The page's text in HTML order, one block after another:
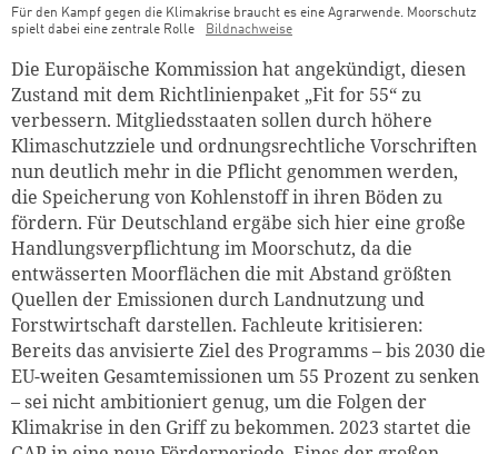
Für den Kampf gegen die Klimakrise braucht es eine Agrarwende. Moorschutz
spielt dabei eine zentrale Rolle
Bildnachweise
Die Europäische Kommission hat angekündigt, diesen
Zustand mit dem Richtlinienpaket „Fit for 55“ zu
verbessern. Mitgliedsstaaten sollen durch höhere
Klimaschutzziele und ordnungsrechtliche Vorschriften
nun deutlich mehr in die Pflicht genommen werden,
die Speicherung von Kohlenstoff in ihren Böden zu
fördern. Für Deutschland ergäbe sich hier eine große
Handlungsverpflichtung im Moorschutz, da die
entwässerten Moorflächen die mit Abstand größten
Quellen der Emissionen durch Landnutzung und
Forstwirtschaft darstellen. Fachleute kritisieren:
Bereits das anvisierte Ziel des Programms – bis 2030 die
EU-weiten Gesamtemissionen um 55 Prozent zu senken
– sei nicht ambitioniert genug, um die Folgen der
Klimakrise in den Griff zu bekommen. 2023 startet die